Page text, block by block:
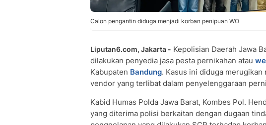
Calon pengantin diduga menjadi korban penipuan WO
Liputan6.com, Jakarta - Kepolisian Daerah Jawa
dilakukan penyedia jasa pesta pernikahan atau
Kabupaten Bandung. Kasus ini diduga merugikan
vendor yang terlibat dalam penyelenggaraan
Kabid Humas Polda Jawa Barat, Kombes Pol.
yang diterima polisi berkaitan dengan dugaan